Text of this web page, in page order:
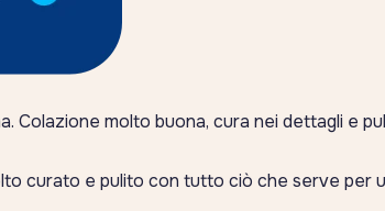
Colazione molto buona, cura nei dettagli e
curato e pulito con tutto ciò che serve per